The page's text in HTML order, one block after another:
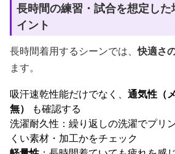
長時間の練習・試合を想定し
イント
長時間着用するシーンでは、快適さ
ます。
吸汗速乾性能だけでなく、 通気性（
無）
も確認する
洗濯耐久性：繰り返しの洗濯でプリ
くい素材・加工かをチェック